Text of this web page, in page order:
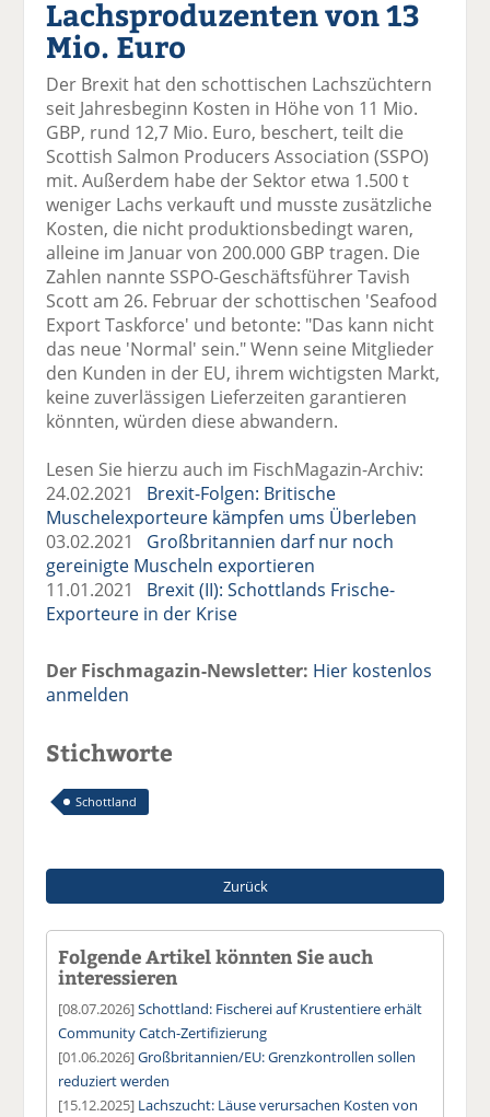
el
a
F
ac
e
b
o
o
k
te
il
e
n
el
t
tt
er
n
el
a
Li
n
k
e
di
n
te
il
e
n
el
p
E
m
ai
l
v
er
se
n
d
e
n
ck
Lachsproduzenten von 13
Mio. Euro
Der Brexit hat den schottischen Lachszüchtern
seit Jahresbeginn Kosten in Höhe von 11 Mio.
GBP, rund 12,7 Mio. Euro, beschert, teilt die
Scottish Salmon Producers Association (SSPO)
mit. Außerdem habe der Sektor etwa 1.500 t
weniger Lachs verkauft und musste zusätzliche
Kosten, die nicht produktionsbedingt waren,
alleine im Januar von 200.000 GBP tragen. Die
Zahlen nannte SSPO-Geschäftsführer Tavish
Scott am 26. Februar der schottischen 'Seafood
Export Taskforce' und betonte: "Das kann nicht
das neue 'Normal' sein." Wenn seine Mitglieder
den Kunden in der EU, ihrem wichtigsten Markt,
keine zuverlässigen Lieferzeiten garantieren
könnten, würden diese abwandern.
Lesen Sie hierzu auch im FischMagazin-Archiv:
24.02.2021 Brexit-Folgen: Britische
Muschelexporteure kämpfen ums Überleben
03.02.2021 Großbritannien darf nur noch
gereinigte Muscheln exportieren
11.01.2021
Brexit (II): Schottlands Frische-
Exporteure in der Krise
Der Fischmagazin-Newsletter: Hier kostenlos
anmelden
Stichworte
Schottland
Zurück
Folgende Artikel könnten Sie auch
interessieren
[08.07.2026]Schottland: Fischerei auf Krustentiere erhält
Community Catch-Zertifizierung
[01.06.2026]Großbritannien/EU: Grenzkontrollen sollen
reduziert werden
[15.12.2025] Lachszucht: Läuse verursachen Kosten von